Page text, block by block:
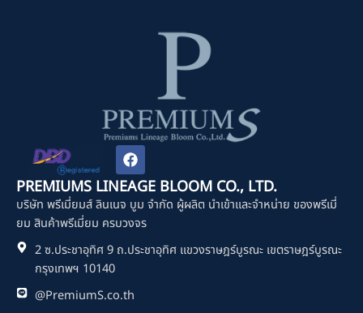
F
a
c
e
b
o
o
k
PREMIUMS LINEAGE BLOOM CO., LTD.
บริษัท พรีเมี่ยมส์ ลินเนจ บูม จำกัด ผู้ผลิต นำเข้าและจำหน่าย ของพรีเมี่
ยม สินค้าพรีเมี่ยม ครบวงจร
2 ซ.ประชาอุทิศ 9 ถ.ประชาอุทิศ แขวงราษฎร์บูรณะ เขตราษฎร์บูรณะ
กรุงเทพฯ 10140
@PremiumS.co.th